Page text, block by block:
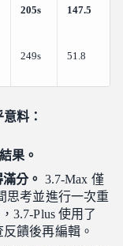
205s 147.5
249s 51.8
料：
果。
分。 3.7-Max 僅
思考並進行一次重
3.7-Plus 使用了
饋後再編輯。